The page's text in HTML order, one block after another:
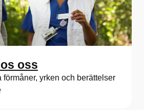
oss
förmåner, yrken och berättelser